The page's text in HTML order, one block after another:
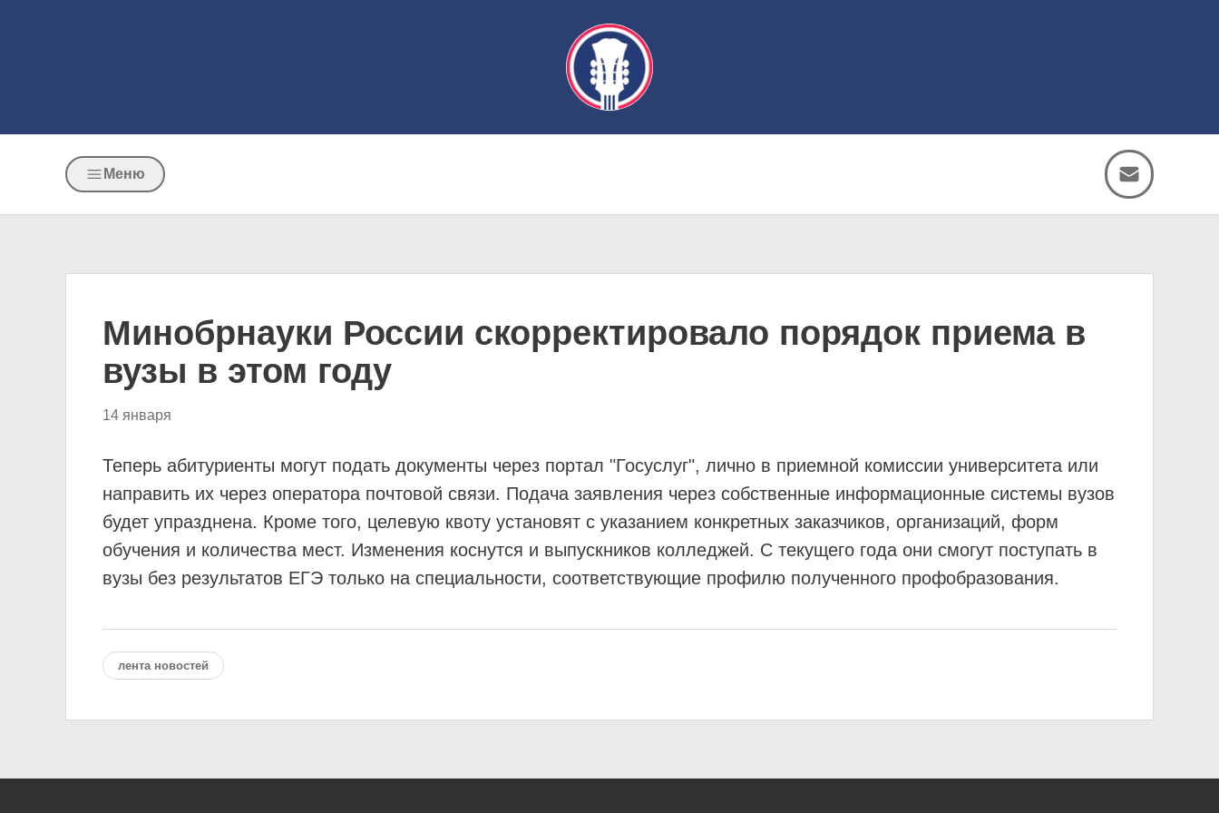
Меню
Минобрнауки России скорректировало порядок приема в
вузы в этом году
14 января
Теперь абитуриенты могут подать документы через портал "Госуслуг", лично в приемной комиссии университета или
направить их через оператора почтовой связи. Подача заявления через собственные информационные системы вузов
будет упразднена. Кроме того, целевую квоту установят с указанием конкретных заказчиков, организаций, форм
обучения и количества мест. Изменения коснутся и выпускников колледжей. С текущего года они смогут поступать в
вузы без результатов ЕГЭ только на специальности, соответствующие профилю полученного профобразования.
лента новостей